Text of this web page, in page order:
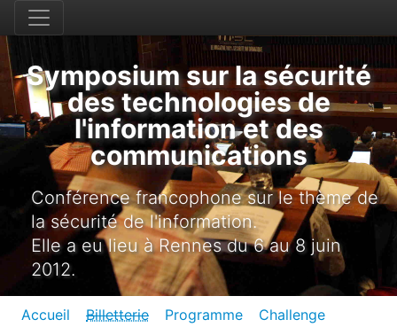
Symposium sur la sécurité
des technologies de
l'information et des
communications
Conférence francophone sur le thème de
la sécurité de l'information.
Elle a eu lieu à Rennes du 6 au 8 juin
2012.
Accueil Billetterie Programme Challenge